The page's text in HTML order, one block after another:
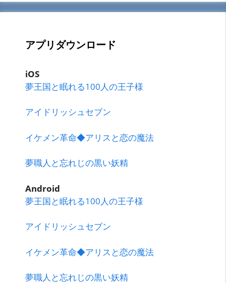
アプリダウンロード
iOS
夢王国と眠れる100人の王子様
アイドリッシュセブン
イケメン革命◆アリスと恋の魔法
夢職人と忘れじの黒い妖精
Android
夢王国と眠れる100人の王子様
アイドリッシュセブン
イケメン革命◆アリスと恋の魔法
夢職人と忘れじの黒い妖精